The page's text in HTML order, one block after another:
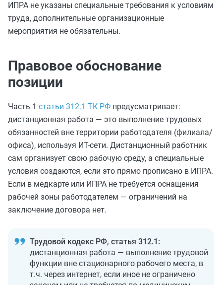
ИПРА не указаны специальные требования к условиям
труда, дополнительные организационные
мероприятия не обязательны.
Правовое обоснование
позиции
Часть 1 статьи 312.1 ТК РФ предусматривает:
дистанционная работа — это выполнение трудовых
обязанностей вне территории работодателя (филиала/
офиса), используя ИТ-сети. Дистанционный работник
сам организует свою рабочую среду, а специальные
условия создаются, если это прямо прописано в ИПРА.
Если в медкарте или ИПРА не требуется оснащения
рабочей зоны работодателем — ограничений на
заключение договора нет.
Трудовой кодекс РФ, статья 312.1:
дистанционная работа — выполнение трудовой
функции вне стационарного рабочего места, в
т.ч. через интернет, если иное не ограничено